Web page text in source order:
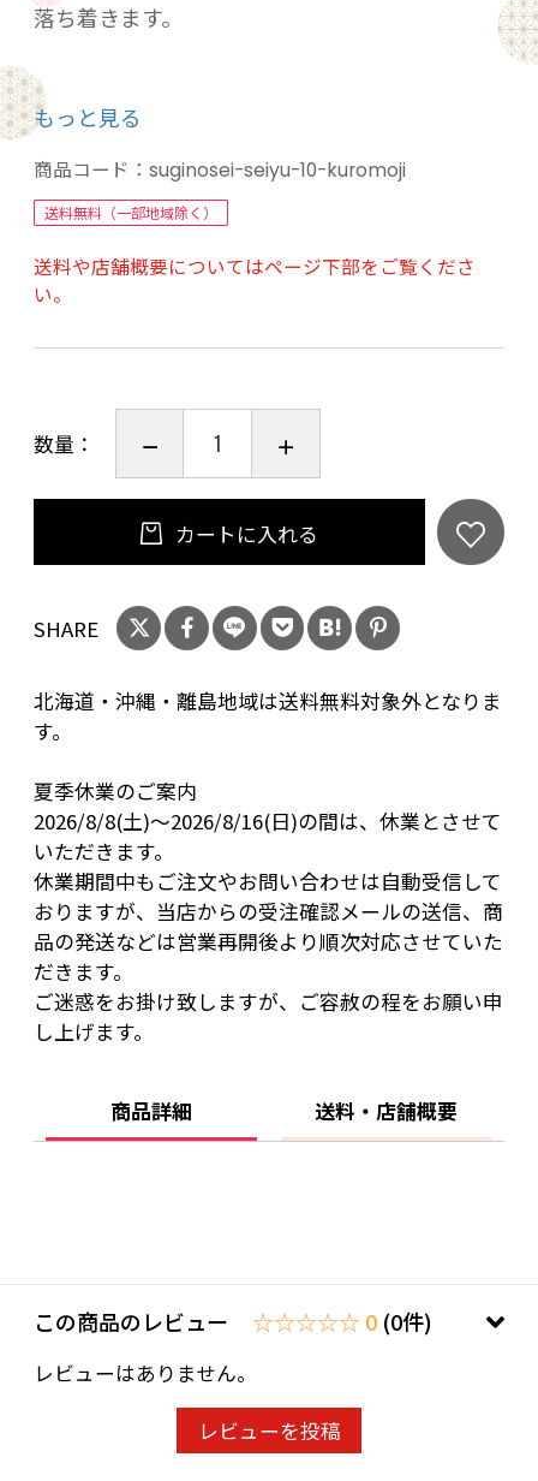
落ち着きます。
☆杉乃精は京都北山・京北で天然素材100％のア
ロマオイルを精製しています。北山杉や柚子、
クロモジなど様々な精油を取り扱っています。
もっと見る
商品コード： suginosei-seiyu-10-kuromoji
送料無料（一部地域除く）
送料や店舗概要についてはページ下部をご覧くださ
い。
数量：
カートに入れる
SHARE
北海道・沖縄・離島地域は送料無料対象外となりま
す。
夏季休業のご案内
2026/8/8(土)～2026/8/16(日)の間は、休業とさせて
いただきます。
休業期間中もご注文やお問い合わせは自動受信して
おりますが、当店からの受注確認メールの送信、商
品の発送などは営業再開後より順次対応させていた
だきます。
ご迷惑をお掛け致しますが、ご容赦の程をお願い申
し上げます。
商品詳細 送料・店舗概要
この商品のレビュー ☆☆☆☆☆ 0 (0件)
レビューはありません。
レビューを投稿